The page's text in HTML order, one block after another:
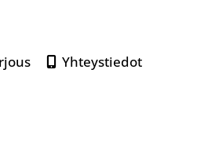
Yhteystiedot